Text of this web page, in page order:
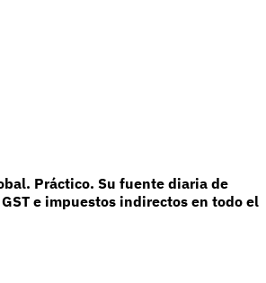
Práctico. Su fuente diaria de
e impuestos indirectos en todo el